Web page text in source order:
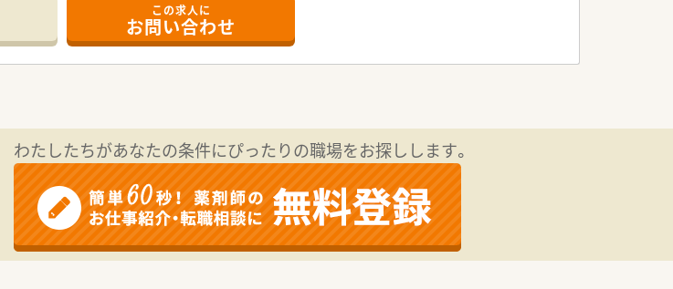
が可能なので毎日の通勤も快適で便利です。
を1日平均40〜50枚程度応需しています。
する幅広い知識を身につけることができる環境です。
やりを何よりも大切にしながら日々の業務に取り組んでいます。
として、地域で一番身近な薬局であり続けたいと考えています。
感謝の気持ちを常に持ち続けることを大切にしています。
のご経験やご年齢を考慮して優遇して決定いたします。
ランスを重視して働きたい方に最適な求人です。
て長く安心して働くことができる環境が整っています。
この求人に
お問い合わせ
わたしたちがあなたの条件にぴったりの職場をお探しします。